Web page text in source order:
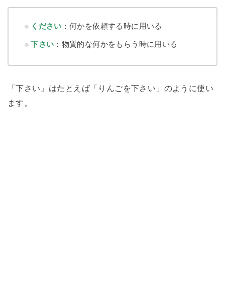
ください ：何かを依頼する時に用いる
下さい ：物質的な何かをもらう時に用いる
「下さい」はたとえば「りんごを下さい」のように使い
ます。